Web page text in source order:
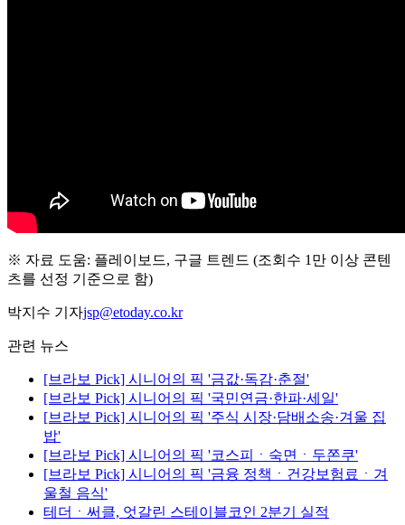
※ 자료 도움: 플레이보드, 구글 트렌드 (조회수 1만 이상 콘텐
츠를 선정 기준으로 함)
박지수 기자jsp@etoday.co.kr
관련 뉴스
[브라보 Pick] 시니어의 픽 '금값·독감·춘절'
[브라보 Pick] 시니어의 픽 '국민연금·한파·세일'
[브라보 Pick] 시니어의 픽 '주식 시장·담배소송·겨울 집
밥'
[브라보 Pick] 시니어의 픽 '코스피ㆍ숙면ㆍ두쫀쿠'
[브라보 Pick] 시니어의 픽 '금융 정책ㆍ건강보험료ㆍ겨
울철 음식'
테더ㆍ써클, 엇갈린 스테이블코인 2분기 실적